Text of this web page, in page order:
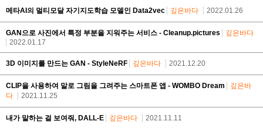
메타AI의 멀티모달 자기지도학습 모델인 Data2vec 깊은바다 2022.01.26
GAN으로 사진에서 특정 부분을 지워주는 서비스 - Cleanup.pictures
깊은바다
2022.01.17
3D 이미지를 만드는 GAN - StyleNeRF 깊은바다 2021.12.20
CLIP을 사용하여 말로 그림을 그려주는 스마트폰 앱 - WOMBO Dream
깊은바
다
2021.11.25
내가 말하는 걸 보여줘, DALL-E 깊은바다 2021.11.11